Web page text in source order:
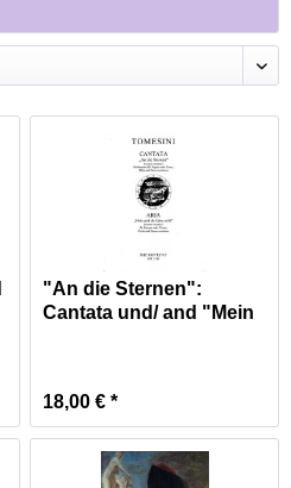
"An die Sternen":
Cantata und/ and "Mein
18,00 € *